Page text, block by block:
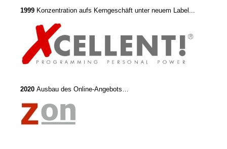
1999 Konzentration aufs Kerngeschäft unter neuem Label...
2020 Ausbau des Online-Angebots…